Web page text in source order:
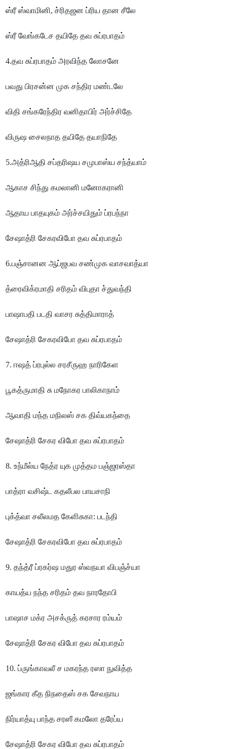
ஸ்ரீ ஸ்வாமினி, ச்ரிதஜன ப்ரிய தான சீலே
ஸ்ரீ வேங்கடேச தயிதே தவ சுப்ரபாதம்
4.தவ சுப்ரபாதம் அரவிந்த லோசனே
பவது பிரசன்ன முக சந்திர மண்டலே
விதி சங்கரேந்திர வனிதாபிர் அர்ச்சிதே
விருஷ சைலநாத தயிதே தயாநிதே
5.அத்ரிஆதி சப்தரிஷய சமுபாஸ்ய சந்த்யாம்
ஆகாச சிந்து கமலானி மனோகரானி
ஆதாய பாதயுகம் அர்ச்சயிதும் ப்ரபந்நா
சேஷாத்ரி சேகரவிபோ தவ சுப்ரபாதம்
6.பஞ்சானன ஆப்ஜபவ சண்முக வாசவாத்யா
த்ரைவிக்ரமாதி சரிதம் விபுதா ச்துவந்தி
பாஷாபதி படதி வாசர சுத்திமாராத்
சேஷாத்ரி சேகரவிபோ தவ சுப்ரபாதம்
7. ஈஷத் ப்ரபுல்ல சரசீருஹ நாரிகேள
பூகத்ருமாதி சு மநோகர பாலிகாநாம்
ஆவாதி மந்த மநிலஸ் சக திவ்யகந்தை
சேஷாத்ரி சேகர விபோ தவ சுப்ரபாதம்
8. உந்மீல்ய நேத்ர யுக முத்தம பஞ்ஜரஸ்தா
பாத்ரா வசிஷ்ட கதலீபல பாயசாநி
புக்த்வா சலீலமத கேளிசுகா: படந்தி
சேஷாத்ரி சேகரவிபோ தவ சுப்ரபாதம்
9. தந்த்ரீ ப்ரகர்ஷ மதுர ஸ்வநயா விபஞ்ச்யா
காயத்ய நந்த சரிதம் தவ நாரதோபி
பாஷாச மக்ர அசக்ருத் கரசார ரம்யம்
சேஷாத்ரி சேகர விபோ தவ சுப்ரபாதம்
10. ப்ருங்காவலீ ச மகரந்த ரஸா நுவித்த
ஜங்கார கீத நிநதைஸ் சக சேவநாய
நிர்யாத்யு பாந்த சரஸீ கமலோ தரேப்ய
சேஷாத்ரி சேகர விபோ தவ சுப்ரபாதம்